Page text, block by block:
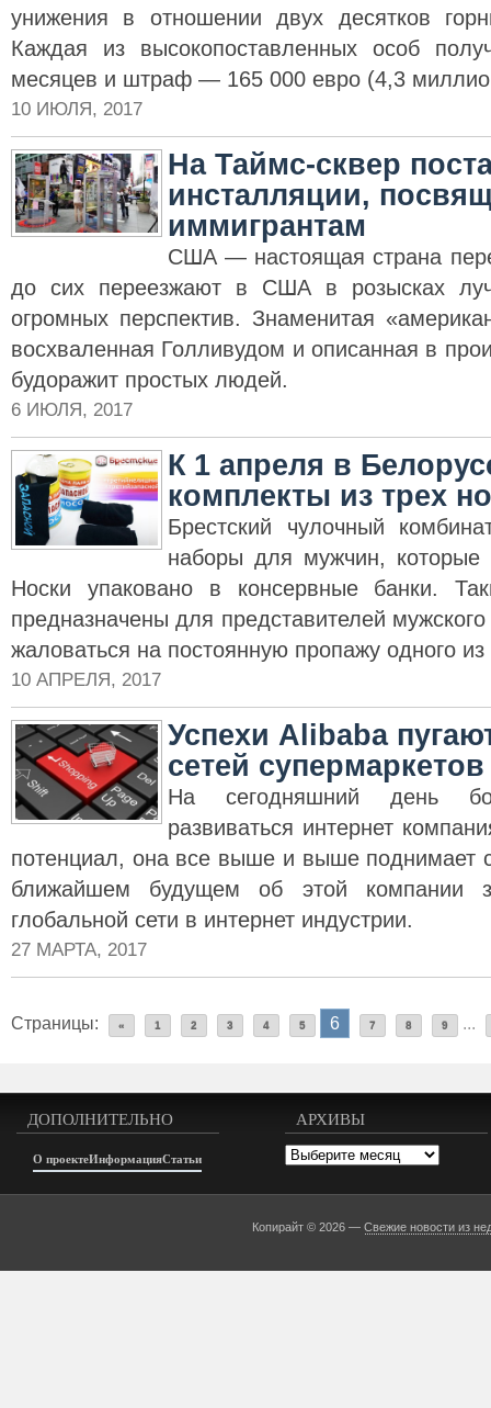
унижения в отношении двух десятков
Каждая из высокопоставленных особ
месяцев и штраф — 165 000 евро (4,3
10 ИЮЛЯ, 2017
На Таймс-сквер
инсталляции,
иммигрантам
США — настоящая страна
до сих переезжают в США в розысках
огромных перспектив. Знаменитая
восхваленная Голливудом и описанная в
будоражит простых людей.
6 ИЮЛЯ, 2017
К 1 апреля в
комплекты из трех
Брестский чулочный
наборы для мужчин, которые
Носки упаковано в консервные банки.
предназначены для представителей
жаловаться на постоянную пропажу одного из
10 АПРЕЛЯ, 2017
Успехи Alibaba
сетей
На сегодняшний день
развиваться интернет
потенциал, она все выше и выше поднимает
ближайшем будущем об этой компании
глобальной сети в интернет индустрии.
27 МАРТА, 2017
Страницы: « 1 2 3 4 5 6 7 8 9 ...
ДОПОЛНИТЕЛЬНО
О проектеИнформацияСтатьи
АРХИВЫ
Архивы
Копирайт © 2026 —Свежие новости из